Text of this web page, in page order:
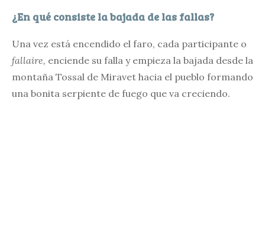
¿En qué consiste la bajada de las fallas?
Una vez está encendido el faro, cada participante o
fallaire, enciende su falla y empieza la bajada desde la
montaña Tossal de Miravet hacia el pueblo formando
una bonita serpiente de fuego que va creciendo.